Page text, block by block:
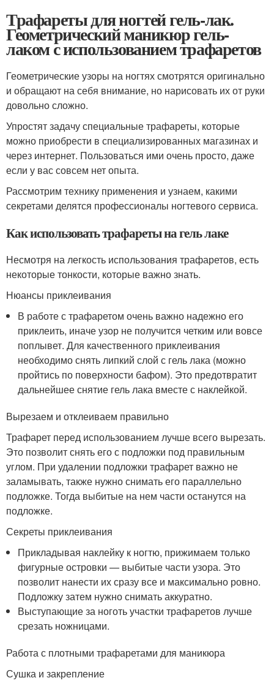
Трафареты для ногтей гель-лак.
Геометрический маникюр гель-
лаком с использованием трафаретов
Геометрические узоры на ногтях смотрятся оригинально
и обращают на себя внимание, но нарисовать их от руки
довольно сложно.
Упростят задачу специальные трафареты, которые
можно приобрести в специализированных магазинах и
через интернет. Пользоваться ими очень просто, даже
если у вас совсем нет опыта.
Рассмотрим технику применения и узнаем, какими
секретами делятся профессионалы ногтевого сервиса.
Как использовать трафареты на гель лаке
Несмотря на легкость использования трафаретов, есть
некоторые тонкости, которые важно знать.
Нюансы приклеивания
В работе с трафаретом очень важно надежно его
приклеить, иначе узор не получится четким или вовсе
поплывет. Для качественного приклеивания
необходимо снять липкий слой с гель лака (можно
пройтись по поверхности бафом). Это предотвратит
дальнейшее снятие гель лака вместе с наклейкой.
Вырезаем и отклеиваем правильно
Трафарет перед использованием лучше всего вырезать.
Это позволит снять его с подложки под правильным
углом. При удалении подложки трафарет важно не
заламывать, также нужно снимать его параллельно
подложке. Тогда выбитые на нем части останутся на
подложке.
Секреты приклеивания
Прикладывая наклейку к ногтю, прижимаем только
фигурные островки — выбитые части узора. Это
позволит нанести их сразу все и максимально ровно.
Подложку затем нужно снимать аккуратно.
Выступающие за ноготь участки трафаретов лучше
срезать ножницами.
Работа с плотными трафаретами для маникюра
Сушка и закрепление